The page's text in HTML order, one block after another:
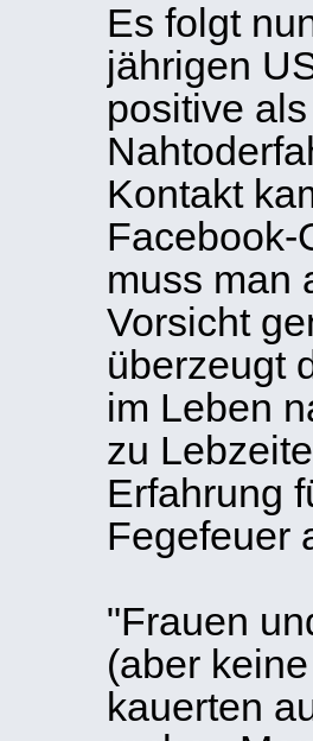
Es folgt
jährigen
positive
Kontakt
Facebook-
muss man
Vorsicht
überzeugt
im Leben
zu
Erfahrung
Fegefeuer
"Frauen
(aber
kauerten